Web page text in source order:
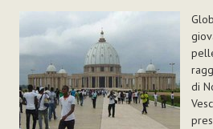
di